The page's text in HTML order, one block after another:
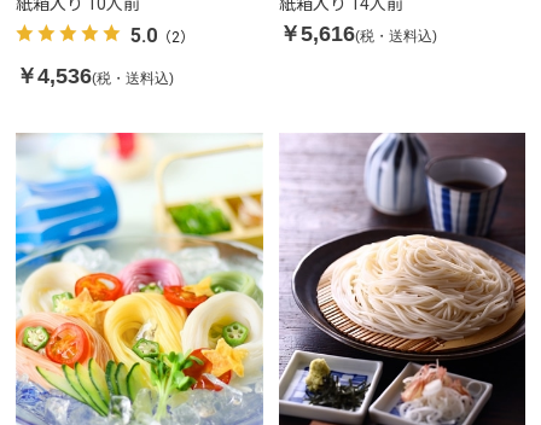
5.0 （2）
￥4,536(税・送料込)
￥5,616(税・送料込)